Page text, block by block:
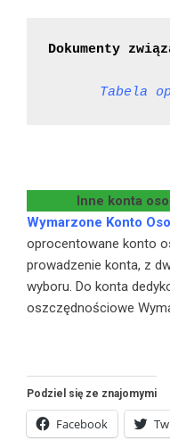
Dokumenty
Tabela
Inne konta
Wymarzone Konto
oprocentowane konto
prowadzenie konta, z
wyboru. Do konta
oszczędnościowe
Podziel się ze znajomymi
Facebook